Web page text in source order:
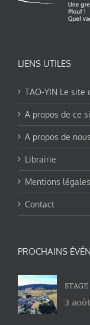
LIENS UTILES
TAO-YIN Le site
A propos de ce
A propos de nous
Librairie
Mentions légales
Contact
PROCHAINS
3 août